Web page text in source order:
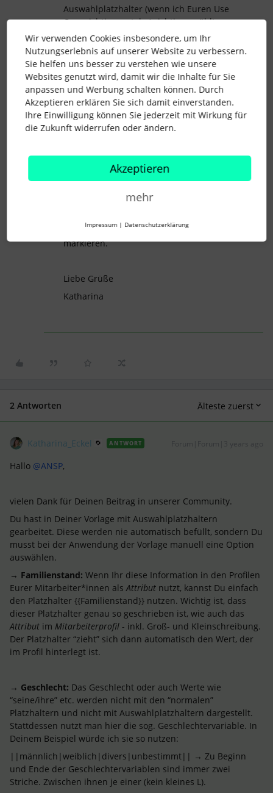
Auswahlplatzhalter (wenn ich Euren Use
Case richtig verstehe) richtig gewählt -
bietest dem System aber nur eine Option
an, weswegen aktuell immer “Kind
hinzufügen” im Dokument angezeigt wird.
Ich könnte mir z.B. folgende Lösung für
Dich vorstellen:
[[Kind ja oder nein:
[ja: {{Name und Geburtsjahr Kinder}}]
Probiert dies gerne aus! Seht Euch
Dokumentvorlagen erstellen –
Bei Rückfragen kannst Du mich gerne
markieren.
Liebe Grüße
Katharina
2 Antworten Älteste zuerst
Katharina_Eckel ANTWORT
Hallo @ANSP,
vielen Dank für Deinen Beitrag in unserer Community.
Du hast in Deiner Vorlage mit Auswahlplatzhaltern
gearbeitet. Diese werden nie automatisch befüllt, sondern Du
musst bei der Anwendung der Vorlage manuell eine Option
auswählen.
→ Familienstand: Wenn Ihr diese Information in den Profilen
Eurer Mitarbeiter*innen alsAttribut nutzt, kannst Du einfach
den Platzhalter {{Familienstand}} nutzen. Wichtig ist, dass
dieser Platzhalter genau so geschrieben ist, wie auch das
Attribut im Mitarbeiterprofil - inkl. Groß- und Kleinschreibung.
Der Platzhalter “zieht” sich dann automatisch den Wert, der
im Profil hinterlegt ist.
→ Geschlecht: Das Geschlecht oder auch Werte wie
“seine/ihre” etc. werden nicht mit den “normalen”
Platzhaltern und nicht mit Auswahlplatzhaltern dargestellt.
Stattdessen nutzt man hier die sog. Geschlechtervariable. In
Deinem Beispiel würde ich sie so nutzen:
||männlich|weiblich|divers|unbestimmt|| → Zu Beginn
und Ende der Geschlechtervariablen sind immer zwei
Striche. Zwischen ihnen je einer (kein kleines L).
Wir verwenden Cookies insbesondere, um Ihr
Nutzungserlebnis auf unserer Website zu verbessern.
Sie helfen uns besser zu verstehen wie unsere
Websites genutzt wird, damit wir die Inhalte für Sie
anpassen und Werbung schalten können. Durch
Akzeptieren erklären Sie sich damit einverstanden.
Ihre Einwilligung können Sie jederzeit mit Wirkung für
die Zukunft widerrufen oder ändern.
Akzeptieren
mehr
Impressum | Datenschutzerklärung